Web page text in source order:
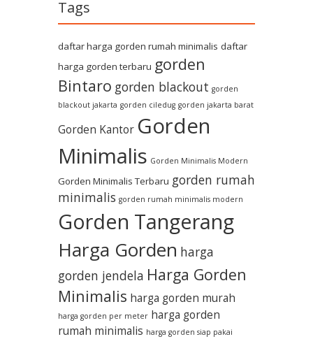
Tags
daftar harga gorden rumah minimalis daftar
harga gorden terbaru gorden
Bintaro gorden blackout gorden
blackout jakarta gorden ciledug gorden jakarta barat
Gorden Kantor Gorden
Minimalis Gorden Minimalis Modern
Gorden Minimalis Terbaru gorden rumah
minimalis gorden rumah minimalis modern
Gorden Tangerang
Harga Gorden harga
gorden jendela Harga Gorden
Minimalis harga gorden murah
harga gorden per meter harga gorden
rumah minimalis harga gorden siap pakai